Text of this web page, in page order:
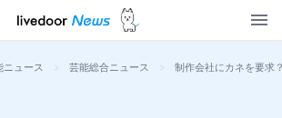
ニュース > 芸能総合ニュース > 制作会社にカネを要求